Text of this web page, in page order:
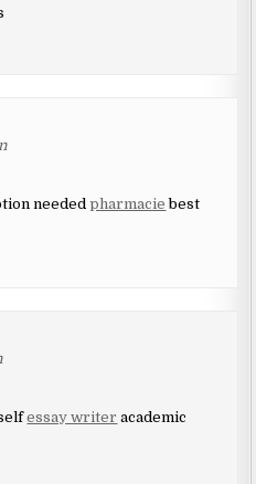
neededpharmacie best
essay writer academic